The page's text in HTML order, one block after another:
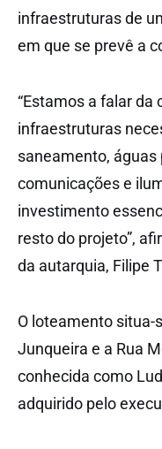
infraestruturas de
em que se prevê a
“Estamos a falar da
infraestruturas
saneamento, águas
comunicações e
investimento
resto do projeto”,
da autarquia, Filipe
O loteamento situa-
Junqueira e a Rua
conhecida como
adquirido pelo